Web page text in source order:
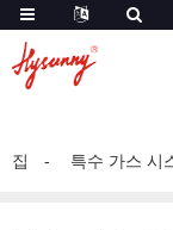
집 특수 가스 시